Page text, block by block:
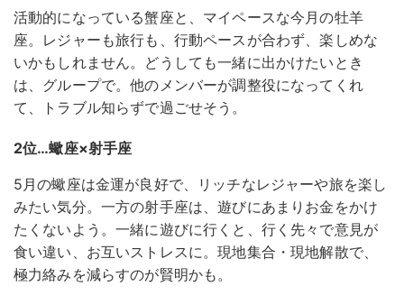
活動的になっている蟹座と、マイペースな今月の牡羊
座。レジャーも旅行も、行動ペースが合わず、楽しめな
いかもしれません。どうしても一緒に出かけたいとき
は、グループで。他のメンバーが調整役になってくれ
て、トラブル知らずで過ごせそう。
2位…蠍座×射手座
5月の蠍座は金運が良好で、リッチなレジャーや旅を楽し
みたい気分。一方の射手座は、遊びにあまりお金をかけ
たくないよう。一緒に遊びに行くと、行く先々で意見が
食い違い、お互いストレスに。現地集合・現地解散で、
極力絡みを減らすのが賢明かも。